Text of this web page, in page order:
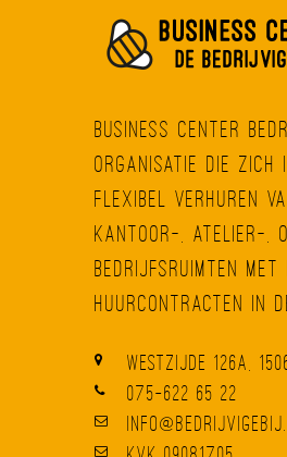
Business Center
organisatie die
flexibel verhuren
kantoor-, atelier-,
bedrijfsruimten met
huurcontracten in
Westzijde 126A,
075-622 65 22